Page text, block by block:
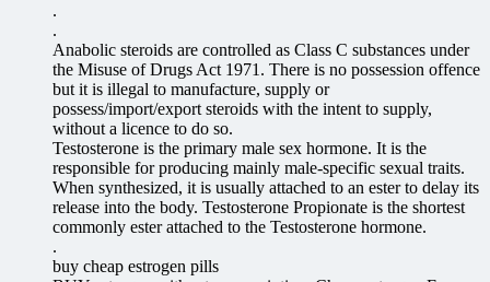
.
.
Anabolic steroids are controlled as Class C substances under
the Misuse of Drugs Act 1971. There is no possession offence
but it is illegal to manufacture, supply or
possess/import/export steroids with the intent to supply,
without a licence to do so.
Testosterone is the primary male sex hormone. It is the
responsible for producing mainly male-specific sexual traits.
When synthesized, it is usually attached to an ester to delay its
release into the body. Testosterone Propionate is the shortest
commonly ester attached to the Testosterone hormone.
.
buy cheap estrogen pills